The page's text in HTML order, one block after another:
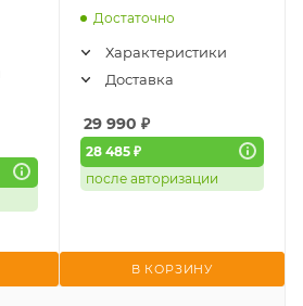
Достаточно
Характеристики
Доставка
29 990 ₽
28 485 ₽
после авторизации
В КОРЗИНУ